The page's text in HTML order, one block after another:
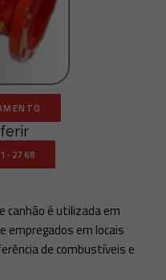
2768
canhão é utilizada em
em locais
de combustíveis e